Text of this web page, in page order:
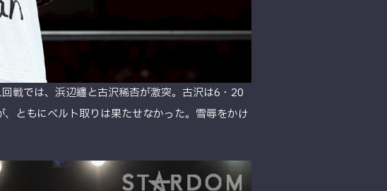
戦では、浜辺纏と古沢稀杏が激突。古沢は6・20
ともにベルト取りは果たせなかった。雪辱をかけ